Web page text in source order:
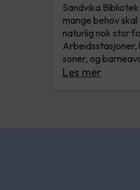
Sandvika
mange behov skal dekkes.
naturlig nok stor
Arbeidsstasjoner,
soner, og
Les mer